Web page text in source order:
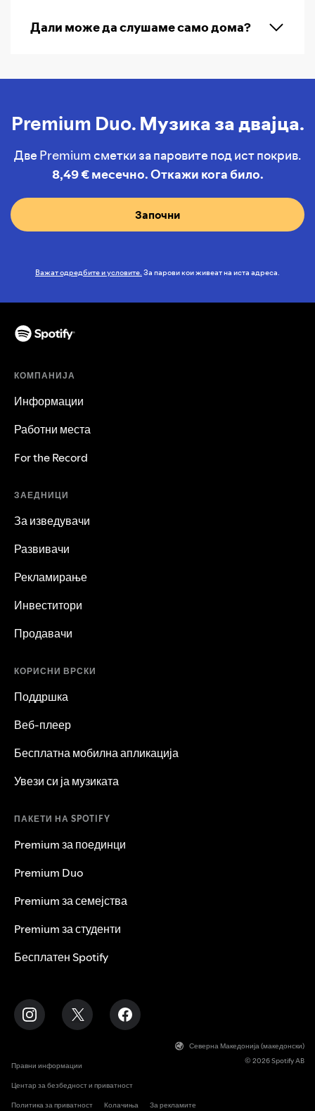
Дали може да слушаме само дома?
Premium Duo. Музика за двајца.
Две Premium сметки за паровите под ист покрив.
8,49 € месечно. Откажи кога било.
Започни
Важат одредбите и условите. За парови кои живеат на иста адреса.
КОМПАНИЈА
Информации
Работни места
For the Record
ЗАЕДНИЦИ
За изведувачи
Развивачи
Рекламирање
Инвеститори
Продавачи
КОРИСНИ ВРСКИ
Поддршка
Веб-плеер
Бесплатна мобилна апликација
Увези си ја музиката
ПАКЕТИ НА SPOTIFY
Premium за поединци
Premium Duo
Premium за семејства
Premium за студенти
Бесплатен Spotify
Северна Македонија (македонски)
Правни информации
Центар за безбедност и приватност
Политика за приватност Колачиња За рекламите
© 2026 Spotify AB